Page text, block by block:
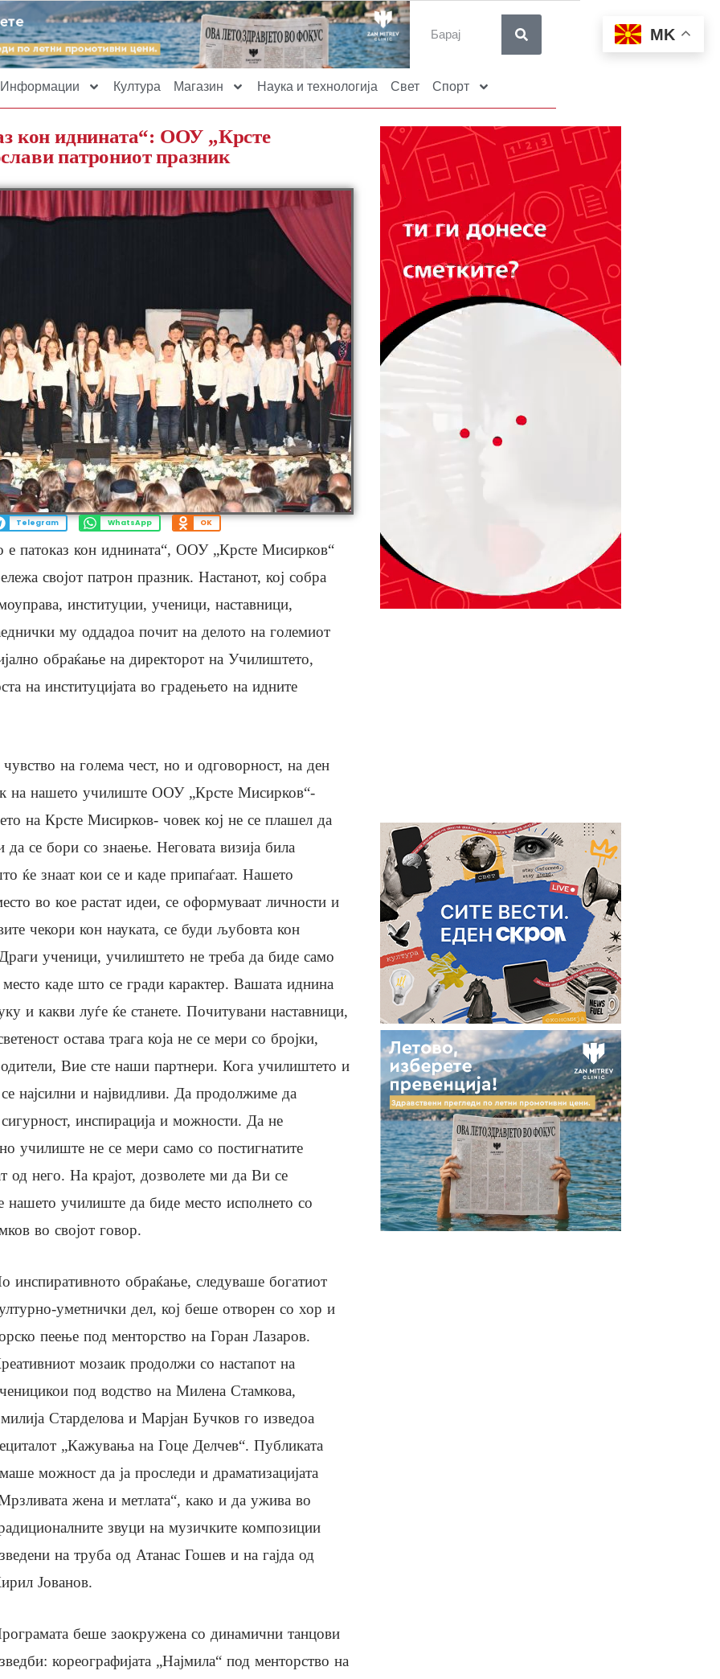
Информации Култура Магазин Наука и технологија Свет Спорт
кон иднината“: ООУ „Крсте
патрониот празник
Telegram WhatsApp OK
патоказ кон иднината“, ООУ „Крсте Мисирков“
својот патрон празник. Настанот, кој собра
институции, ученици, наставници,
му оддадоа почит на делото на големиот
обраќање на директорот на Училиштето,
на институцијата во градењето на идните
на голема чест, но и одговорност, на ден
на нашето училиште ООУ „Крсте Мисирков“-
на Крсте Мисирков- човек кој не се плашел да
се бори со знаење. Неговата визија била
ќе знаат кои се и каде припаѓаат. Нашето
во кое растат идеи, се оформуваат личности и
чекори кон науката, се буди љубовта кон
ученици, училиштето не треба да биде само
каде што се гради карактер. Вашата иднина
и какви луѓе ќе станете. Почитувани наставници,
остава трага која не се мери со бројки,
Вие сте наши партнери. Кога училиштето и
се најсилни и највидливи. Да продолжиме да
инспирација и можности. Да не
училиште не се мери само со постигнатите
од него. На крајот, дозволете ми да Ви се
нашето училиште да биде место исполнето со
во својот говор.
инспиративното обраќање, следуваше богатиот
уметнички дел, кој беше отворен со хор и
пеење под менторство на Горан Лазаров.
мозаик продолжи со настапот на
под водство на Милена Стамкова,
Старделова и Марјан Бучков го изведоа
„Кажувања на Гоце Делчев“. Публиката
можност да ја проследи и драматизацијата
жена и метлата“, како и да ужива во
звуци на музичките композиции
на труба од Атанас Гошев и на гајда од
Јованов.
беше заокружена со динамични танцови
кореографијата „Најмила“ под менторство на
MK